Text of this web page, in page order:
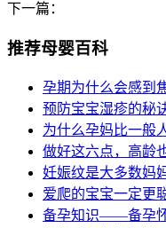
下一篇：
推荐母婴百科
孕期为什么会感到
预防宝宝湿疹的秘
为什么孕妈比一般
做好这六点，高龄
妊娠纹是大多数妈
爱爬的宝宝一定更
备孕知识——备孕